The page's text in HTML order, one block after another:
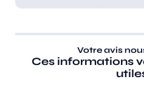
Votre avis
Ces informations